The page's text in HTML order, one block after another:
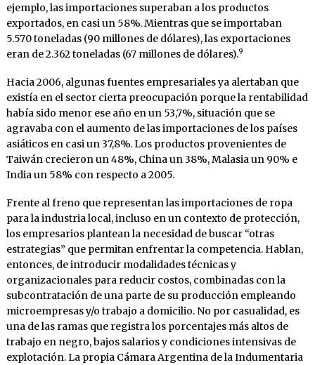
ejemplo, las importaciones superaban a los productos
exportados, en casi un 58%. Mientras que se importaban
5.570 toneladas (90 millones de dólares), las exportaciones
eran de 2.362 toneladas (67 millones de dólares).9
Hacia 2006, algunas fuentes empresariales ya alertaban que
existía en el sector cierta preocupación porque la rentabilidad
había sido menor ese año en un 53,7%, situación que se
agravaba con el aumento de las importaciones de los países
asiáticos en casi un 37,8%. Los productos provenientes de
Taiwán crecieron un 48%, China un 38%, Malasia un 90% e
India un 58% con respecto a 2005.
Frente al freno que representan las importaciones de ropa
para la industria local, incluso en un contexto de protección,
los empresarios plantean la necesidad de buscar “otras
estrategias” que permitan enfrentar la competencia. Hablan,
entonces, de introducir modalidades técnicas y
organizacionales para reducir costos, combinadas con la
subcontratación de una parte de su producción empleando
microempresas y/o trabajo a domicilio. No por casualidad, es
una de las ramas que registra los porcentajes más altos de
trabajo en negro, bajos salarios y condiciones intensivas de
explotación. La propia Cámara Argentina de la Indumentaria